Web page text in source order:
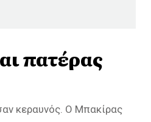
πατέρας
κεραυνός. Ο Μπακίρας